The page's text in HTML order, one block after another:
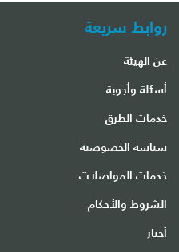
روابط سريعة
عن الهيئة
أسئلة وأجوبة
خدمات الطرق
سياسة الخصوصية
خدمات المواصلات
الشروط والأحكام
أخبار